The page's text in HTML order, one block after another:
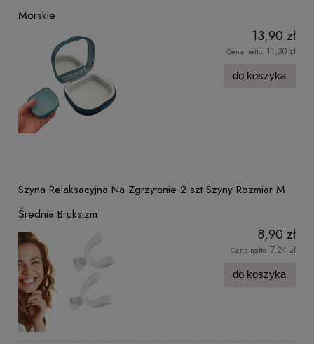
Morskie
13,90 zł
Cena netto: 11,30 zł
do koszyka
Szyna Relaksacyjna Na Zgrzytanie 2 szt Szyny Rozmiar M
Średnia Bruksizm
8,90 zł
Cena netto: 7,24 zł
do koszyka